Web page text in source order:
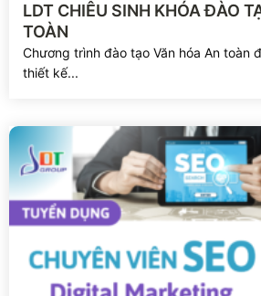
LDT CHIÊU SINH KHÓA ĐÀO
TOÀN
Chương trình đào tạo Văn hóa An toàn
thiết kế...